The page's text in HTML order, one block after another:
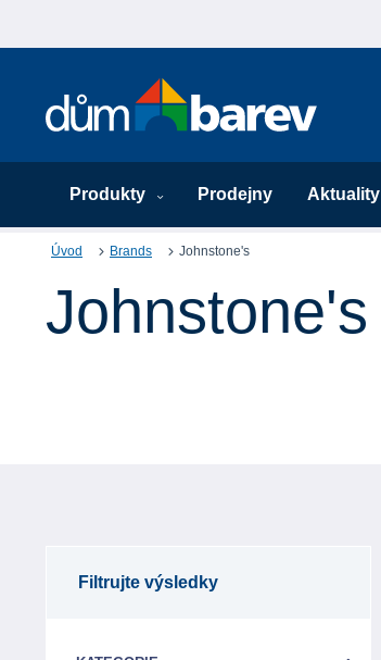
Produkty Prodejny Aktuality
Úvod Brands Johnstone's
Johnstone's
Filtrujte výsledky